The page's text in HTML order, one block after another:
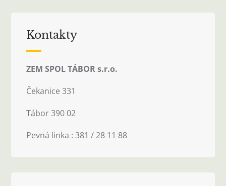
Kontakty
ZEM SPOL TÁBOR s.r.o.
Čekanice 331
Tábor 390 02
Pevná linka : 381 / 28 11 88